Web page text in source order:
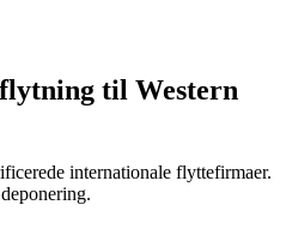
til Western
internationale flyttefirmaer.